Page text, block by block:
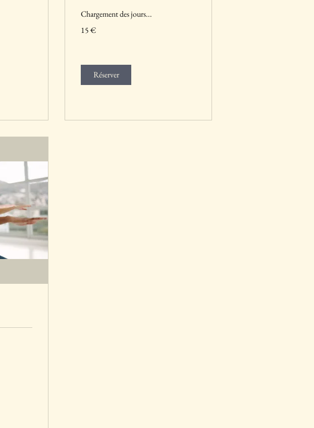
Chargement des jours...
euros
15 €
Réserver